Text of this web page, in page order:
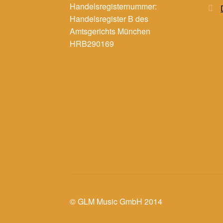
Handelsregisternummer:
Handelsregister B des
Amtsgerichts München
HRB290169
© GLM Music GmbH 2014